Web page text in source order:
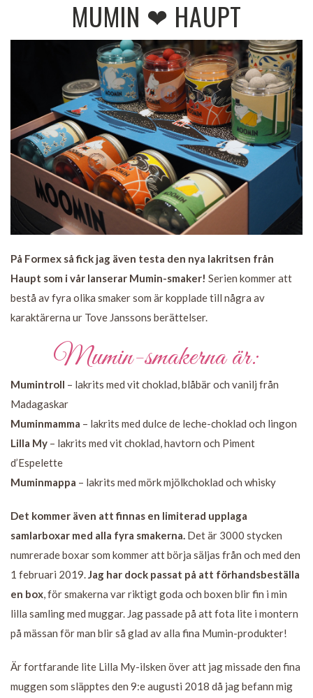
MUMIN ❤ HAUPT
På Formex så fick jag även testa den nya lakritsen från
Haupt som i vår lanserar Mumin-smaker! Serien kommer att
bestå av fyra olika smaker som är kopplade till några av
karaktärerna ur Tove Janssons berättelser.
Mumin-smakerna är:
Mumintroll – lakrits med vit choklad, blåbär och vanilj från
Madagaskar
Muminmamma – lakrits med dulce de leche-choklad och lingon
Lilla My – lakrits med vit choklad, havtorn och Piment
d’Espelette
Muminmappa – lakrits med mörk mjölkchoklad och whisky
Det kommer även att finnas en limiterad upplaga
samlarboxar med alla fyra smakerna. Det är 3000 stycken
numrerade boxar som kommer att börja säljas från och med den
1 februari 2019.Jag har dock passat på att förhandsbeställa
en box, för smakerna var riktigt goda och boxen blir fin i min
lilla samling med muggar. Jag passade på att fota lite i montern
på mässan för man blir så glad av alla fina Mumin-produkter!
Är fortfarande lite Lilla My-ilsken över att jag missade den fina
muggen som släpptes den 9:e augusti 2018 då jag befann mig